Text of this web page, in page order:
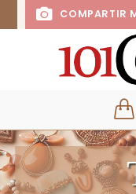
COMPARTIR